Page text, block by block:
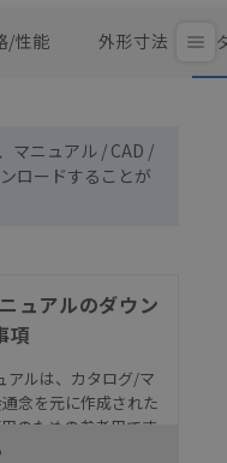
/性能 外形寸法
マニュアル / CAD /
ロードすることが
ュアルのダウン
項
アルは、カタログ/マ
念を元に作成された
のための参考用です
いては十分にご配慮